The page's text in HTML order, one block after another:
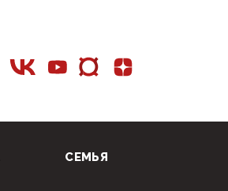
СЕМЬЯ